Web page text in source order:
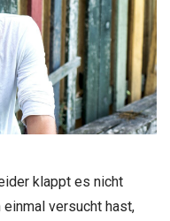
klappt es nicht
versucht hast,